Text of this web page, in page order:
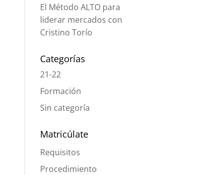
El Método ALTO para
liderar mercados con
Cristino Torío
Categorías
21-22
Formación
Sin categoría
Matricúlate
Requisitos
Procedimiento